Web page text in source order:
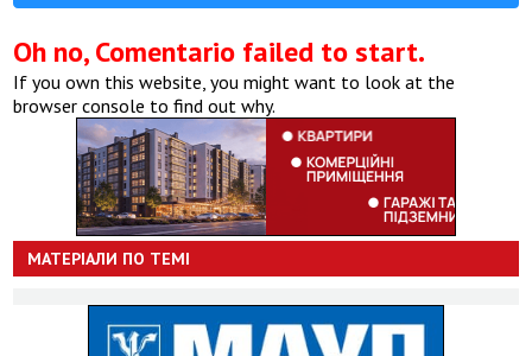
Oh no, Comentario failed to start.
If you own this website, you might want to look at the
browser console to find out why.
МАТЕРІАЛИ ПО ТЕМІ